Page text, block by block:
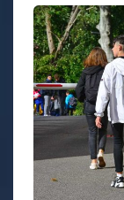
Bac Pro
Bac Pro